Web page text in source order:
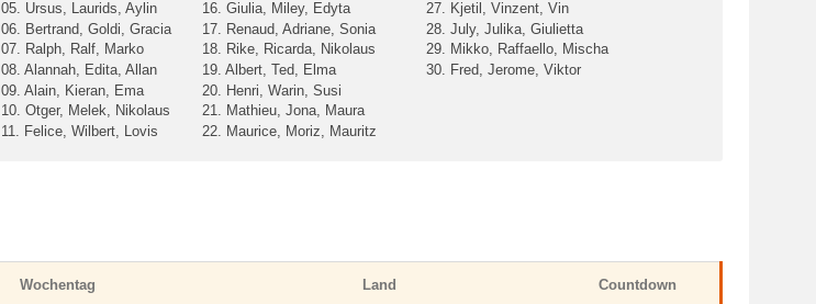
05. Ursus, Laurids, Aylin
06. Bertrand, Goldi, Gracia
07. Ralph, Ralf, Marko
08. Alannah, Edita, Allan
09. Alain, Kieran, Ema
10. Otger, Melek, Nikolaus
11. Felice, Wilbert, Lovis
16. Giulia, Miley, Edyta
17. Renaud, Adriane, Sonia
18. Rike, Ricarda, Nikolaus
19. Albert, Ted, Elma
20. Henri, Warin, Susi
21. Mathieu, Jona, Maura
22. Maurice, Moriz, Mauritz
27. Kjetil, Vinzent, Vin
28. July, Julika, Giulietta
29. Mikko, Raffaello, Mischa
30. Fred, Jerome, Viktor
Wochentag Land Countdown